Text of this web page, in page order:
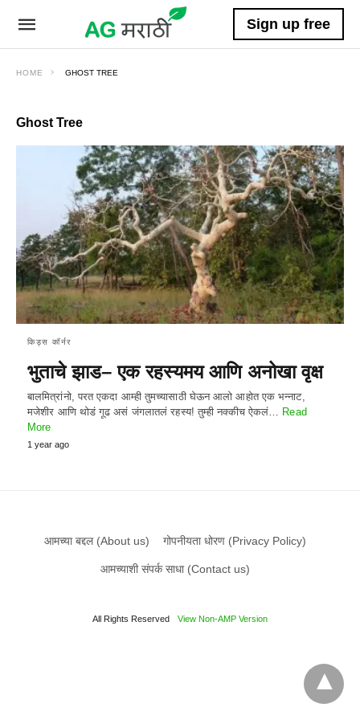
Sign up free
HOME GHOST TREE
Ghost Tree
किड्स कॉर्नर
भुताचे झाड– एक रहस्यमय आणि अनोखा वृक्ष
बालमित्रांनो, परत एकदा आम्ही तुमच्यासाठी घेऊन आलो आहोत एक भन्नाट,
मजेशीर आणि थोडं गूढ असं जंगलातलं रहस्य! तुम्ही नक्कीच ऐकलं… Read
More
1 year ago
आमच्या बद्दल (About us) गोपनीयता धोरण (Privacy Policy)
आमच्याशी संपर्क साधा (Contact us)
All Rights Reserved View Non-AMP Version